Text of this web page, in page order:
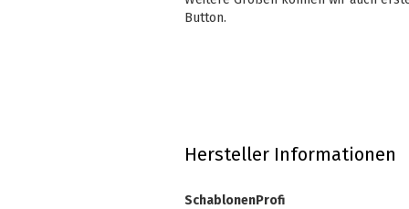
Button.
Hersteller Informationen
SchablonenProfi